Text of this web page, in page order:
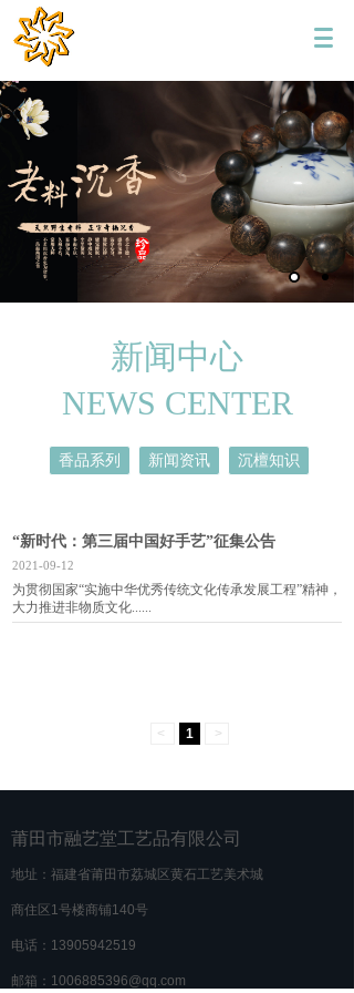
新闻中心
NEWS CENTER
香品系列 新闻资讯 沉檀知识
“新时代：第三届中国好手艺”征集公告
2021-09-12
为贯彻国家“实施中华优秀传统文化传承发展工程”精神，
大力推进非物质文化......
< 1 >
莆田市融艺堂工艺品有限公司
地址：福建省莆田市荔城区黄石工艺美术城
商住区1号楼商铺140号
电话：13905942519
邮箱：1006885396@qq.com